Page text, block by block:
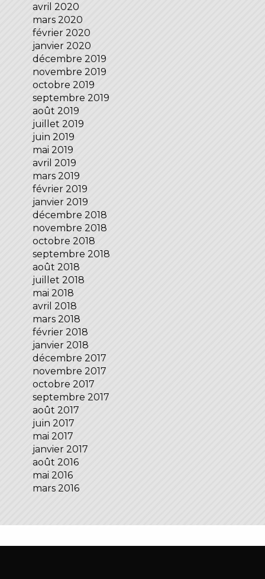
avril 2020
mars 2020
février 2020
janvier 2020
décembre 2019
novembre 2019
octobre 2019
septembre 2019
août 2019
juillet 2019
juin 2019
mai 2019
avril 2019
mars 2019
février 2019
janvier 2019
décembre 2018
novembre 2018
octobre 2018
septembre 2018
août 2018
juillet 2018
mai 2018
avril 2018
mars 2018
février 2018
janvier 2018
décembre 2017
novembre 2017
octobre 2017
septembre 2017
août 2017
juin 2017
mai 2017
janvier 2017
août 2016
mai 2016
mars 2016